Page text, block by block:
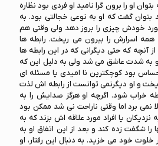
او را برون گرا نامید او فردی بود نظاره
گفت که او به نوعی خجالتی بود. به
خودش چیزی را بروز دهد ولی وقتی هم
همه اسرارش را بیرون می ریخت. رابطه ها
آنچه که حتی دیگرانی که در این رابطه ها
به شدت عاشق می شد ولی به دلیل این که
بود کوچکترین نا امیدی یا مسئله ای
و او دیگرنمی توانست از رابطه اش لذت
خراب شود. اگرچه او هرگز صدایش را به
نمی برد اما وقتی ناراحت نی شد ممکن بود
نزدیکان یا افراد مورد علاقه اش بزند که به
را شگفت زده کند و بعد از این اتفاق او به
خلوت خود می خزید. به دنبال این رفتار، او